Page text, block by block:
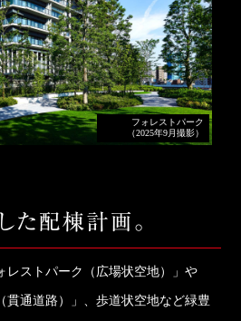
フォレストパーク
（2025年9月撮影）
レストパーク（広場状空地）」や
貫通道路）」、歩道状空地など緑豊